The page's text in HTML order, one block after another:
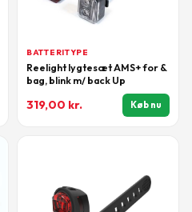
BATTERITYPE
Reelight lygtesæt AMS+ for &
bag, blink m/ back Up
319,00 kr. Køb nu